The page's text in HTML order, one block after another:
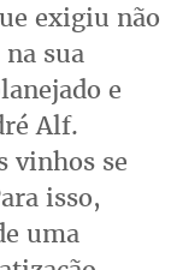
exigiu não
sua
e
Alf.
vinhos se
isso,
uma